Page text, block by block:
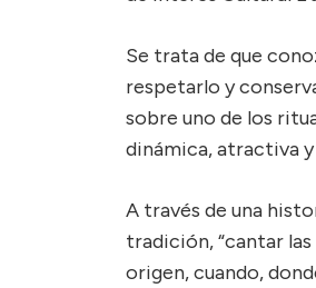
Se trata de que
respetarlo y
sobre uno de los
dinámica, atractiva
A través de una
tradición, “cantar las
origen, cuando,